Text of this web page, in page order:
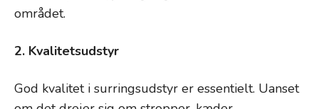
området.
2. Kvalitetsudstyr
God kvalitet i surringsudstyr er essentielt. Uanset